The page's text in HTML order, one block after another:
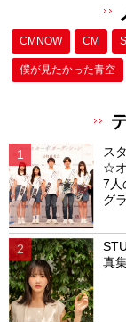
CMNOW CM
僕が⾒たかった⻘空
ス
☆オ
7人
グ
真